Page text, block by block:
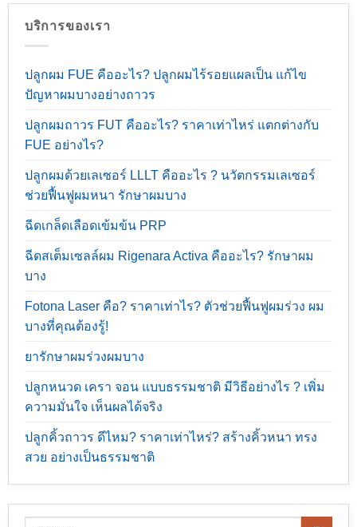
บริการของเรา
ปลูกผม FUE คืออะไร? ปลูกผมไร้รอยแผลเป็น แก้ไข
ปัญหาผมบางอย่างถาวร
ปลูกผมถาวร FUT คืออะไร? ราคาเท่าไหร่ แตกต่างกับ
FUE อย่างไร?
ปลูกผมด้วยเลเซอร์ LLLT คืออะไร ? นวัตกรรมเลเซอร์
ช่วยฟื้นฟูผมหนา รักษาผมบาง
ฉีดเกล็ดเลือดเข้มข้น PRP
ฉีดสเต็มเซลล์ผม Rigenara Activa คืออะไร? รักษาผม
บาง
Fotona Laser คือ? ราคาเท่าไร? ตัวช่วยฟื้นฟูผมร่วง ผม
บางที่คุณต้องรู้!
ยารักษาผมร่วงผมบาง
ปลูกหนวด เครา จอน แบบธรรมชาติ มีวิธีอย่างไร ? เพิ่ม
ความมั่นใจ เห็นผลได้จริง
ปลูกคิ้วถาวร ดีไหม? ราคาเท่าไหร่? สร้างคิ้วหนา ทรง
สวย อย่างเป็นธรรมชาติ